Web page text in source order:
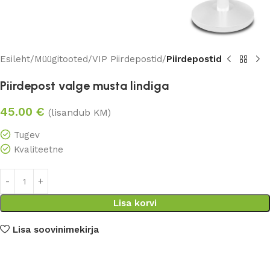
Esileht Müügitooted VIP Piirdepostid Piirdepostid
Piirdepost valge musta lindiga
45.00 € (lisandub KM)
Tugev
Kvaliteetne
Lisa korvi
Lisa soovinimekirja